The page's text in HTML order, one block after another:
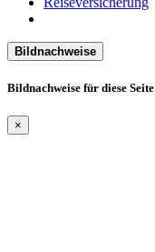
Bildnachweise
Bildnachweise für diese Seite
×